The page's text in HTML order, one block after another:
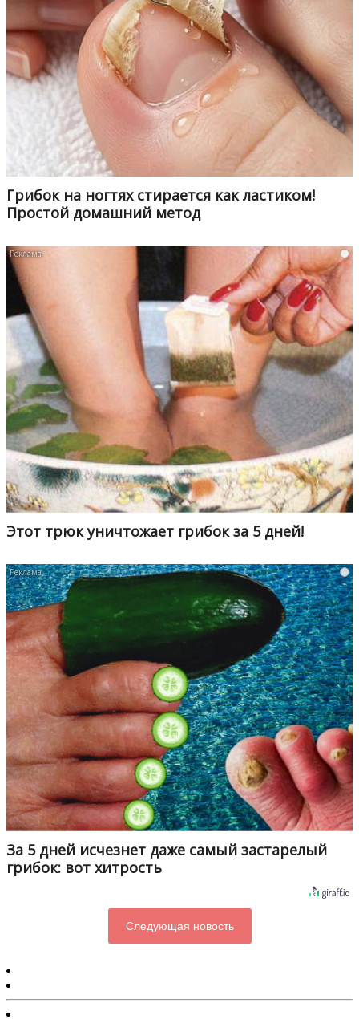
Грибок на ногтях стирается как ластиком!
Простой домашний метод
i
Этот трюк уничтожает грибок за 5 дней!
i
За 5 дней исчезнет даже самый застарелый
грибок: вот хитрость
Следующая новость